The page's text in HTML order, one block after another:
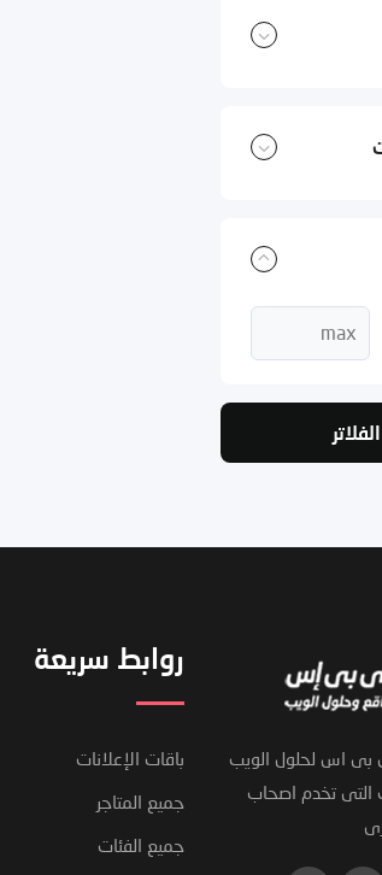
اس لحلول الويب
التى تخدم اصحاب
روابط سريعة
باقات الإعلانات
جميع المتاجر
جميع الفئات